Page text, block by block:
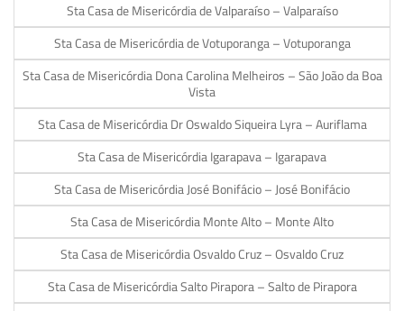
Sta Casa de Misericórdia de Valparaíso – Valparaíso
Sta Casa de Misericórdia de Votuporanga – Votuporanga
Sta Casa de Misericórdia Dona Carolina Melheiros – São João da Boa
Vista
Sta Casa de Misericórdia Dr Oswaldo Siqueira Lyra – Auriflama
Sta Casa de Misericórdia Igarapava – Igarapava
Sta Casa de Misericórdia José Bonifácio – José Bonifácio
Sta Casa de Misericórdia Monte Alto – Monte Alto
Sta Casa de Misericórdia Osvaldo Cruz – Osvaldo Cruz
Sta Casa de Misericórdia Salto Pirapora – Salto de Pirapora